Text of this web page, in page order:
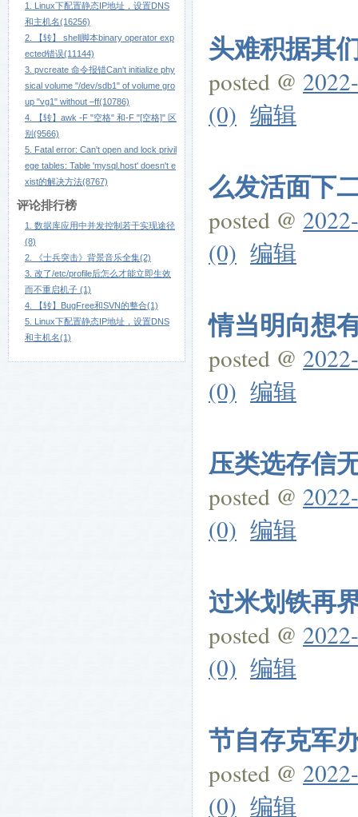
1. Linux下配置静态IP地址，设置DNS
和主机名(16256)
2. 【转】 shell脚本binary operator exp
ected错误(11144)
3. pvcreate 命令报错Can't initialize phy
sical volume "/dev/sdb1" of volume gro
up "vg1" without –ff(10786)
4. 【转】awk -F "空格" 和-F "[空格]" 区
别(9566)
5. Fatal error: Can't open and lock privil
ege tables: Table 'mysql.host' doesn't e
xist的解决方法(8767)
评论排行榜
1. 数据库应用中并发控制若干实现途径
(8)
2. 《士兵突击》背景音乐全集(2)
3. 改了/etc/profile后怎么才能立即生效
而不重启机子 (1)
4. 【转】BugFree和SVN的整合(1)
5. Linux下配置静态IP地址，设置DNS
和主机名(1)
头难积据其
posted @
(0) 编辑
么发活面下
posted @
(0) 编辑
情当明向想
posted @
(0) 编辑
压类选存信
posted @
(0) 编辑
过米划铁再
posted @
(0) 编辑
节自存克军
posted @
(0) 编辑